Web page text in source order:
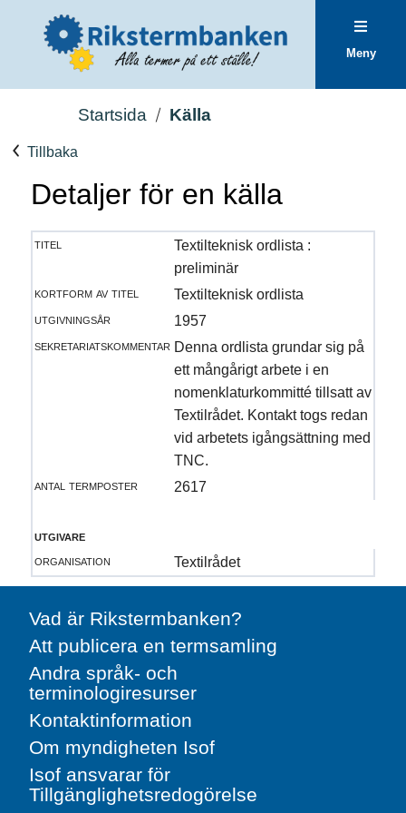
Meny
Startsida Källa
Tillbaka
Detaljer för en källa
titel
Textilteknisk ordlista :
preliminär
kortform av titel
Textilteknisk ordlista
utgivningsår
1957
sekretariatskommentar Denna ordlista grundar sig på
ett mångårigt arbete i en
nomenklaturkommitté tillsatt av
Textilrådet. Kontakt togs redan
vid arbetets igångsättning med
TNC.
antal termposter
2617
utgivare
organisation
Textilrådet
Vad är Rikstermbanken?
Att publicera en termsamling
Andra språk- och
terminologiresurser
Kontaktinformation
Om myndigheten Isof
Isof ansvarar för
Tillgänglighetsredogörelse